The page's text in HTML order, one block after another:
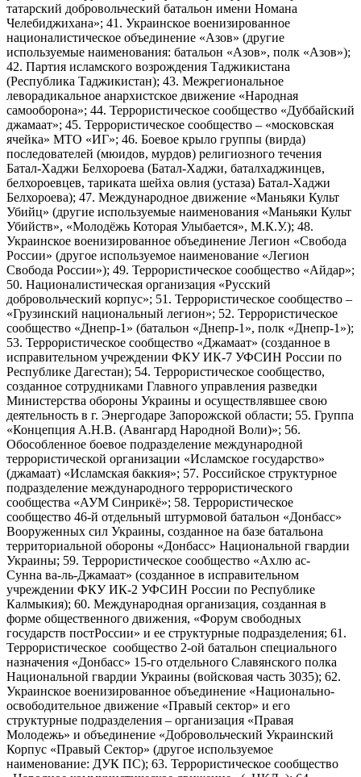
татарский добровольческий батальон имени Номана
Челебиджихана»; 41. Украинское военизированное
националистическое объединение «Азов» (другие
используемые наименования: батальон «Азов», полк «Азов»);
42. Партия исламского возрождения Таджикистана
(Республика Таджикистан); 43. Межрегиональное
леворадикальное анархистское движение «Народная
самооборона»; 44. Террористическое сообщество «Дуббайский
джамаат»; 45. Террористическое сообщество – «московская
ячейка» МТО «ИГ»; 46. Боевое крыло группы (вирда)
последователей (мюидов, мурдов) религиозного течения
Батал-Хаджи Белхороева (Батал-Хаджи, баталхаджинцев,
белхороевцев, тариката шейха овлия (устаза) Батал-Хаджи
Белхороева); 47. Международное движение «Маньяки Культ
Убийц» (другие используемые наименования «Маньяки Культ
Убийств», «Молодёжь Которая Улыбается», М.К.У.); 48.
Украинское военизированное объединение Легион «Свобода
России» (другое используемое наименование «Легион
Свобода России»); 49. Террористическое сообщество «Айдар»;
50. Националистическая организация «Русский
добровольческий корпус»; 51. Террористическое сообщество –
«Грузинский национальный легион»; 52. Террористическое
сообщество «Днепр-1» (батальон «Днепр-1», полк «Днепр-1»);
53. Террористическое сообщество «Джамаат» (созданное в
исправительном учреждении ФКУ ИК-7 УФСИН России по
Республике Дагестан); 54. Террористическое сообщество,
созданное сотрудниками Главного управления разведки
Министерства обороны Украины и осуществлявшее свою
деятельность в г. Энергодаре Запорожской области; 55. Группа
«Концепция А.Н.В. (Авангард Народной Воли)»; 56.
Обособленное боевое подразделение международной
террористической организации «Исламское государство»
(джамаат) «Исламская баккия»; 57. Российское структурное
подразделение международного террористического
сообщества «АУМ Синрикё»; 58. Террористическое
сообщество 46-й отдельный штурмовой батальон «Донбасс»
Вооруженных сил Украины, созданное на базе батальона
территориальной обороны «Донбасс» Национальной гвардии
Украины; 59. Террористическое сообщество «Ахлю ас-
Сунна ва-ль-Джамаат» (созданное в исправительном
учреждении ФКУ ИК-2 УФСИН России по Республике
Калмыкия); 60. Международная организация, созданная в
форме общественного движения, «Форум свободных
государств постРоссии» и ее структурные подразделения; 61.
Террористическое сообщество 2-ой батальон специального
назначения «Донбасс» 15-го отдельного Славянского полка
Национальной гвардии Украины (войсковая часть 3035); 62.
Украинское военизированное объединение «Национально-
освободительное движение «Правый сектор» и его
структурные подразделения – организация «Правая
Молодежь» и объединение «Добровольческий Украинский
Корпус «Правый Сектор» (другое используемое
наименование: ДУК ПС); 63. Террористическое сообщество